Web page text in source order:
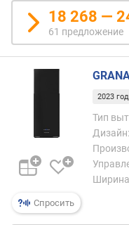
л
у
б
и
н
м
щ
н
18 268 —
61 предложение
Спросить
2023 год
Тип
Дизайн: